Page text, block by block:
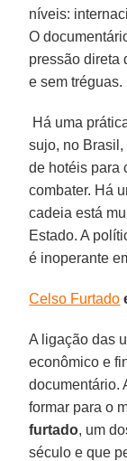
níveis:
O
pressão direta
e sem tréguas.
Há uma
sujo, no
de hotéis para
combater. Há
cadeia está
Estado. A
é inoperante
Celso Furtado
A ligação das
econômico e
documentário.
formar para o
furtado, um
século e que